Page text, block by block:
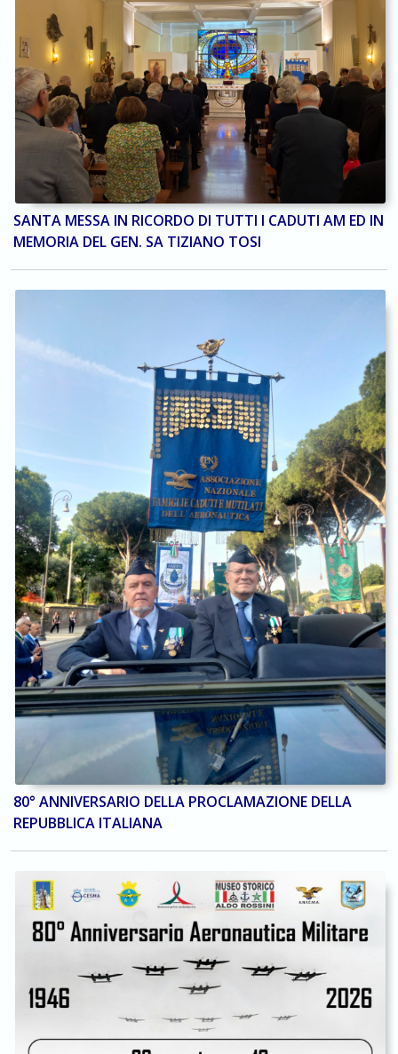
SANTA MESSA IN RICORDO DI TUTTI I CADUTI AM ED IN
MEMORIA DEL GEN. SA TIZIANO TOSI
80° ANNIVERSARIO DELLA PROCLAMAZIONE DELLA
REPUBBLICA ITALIANA